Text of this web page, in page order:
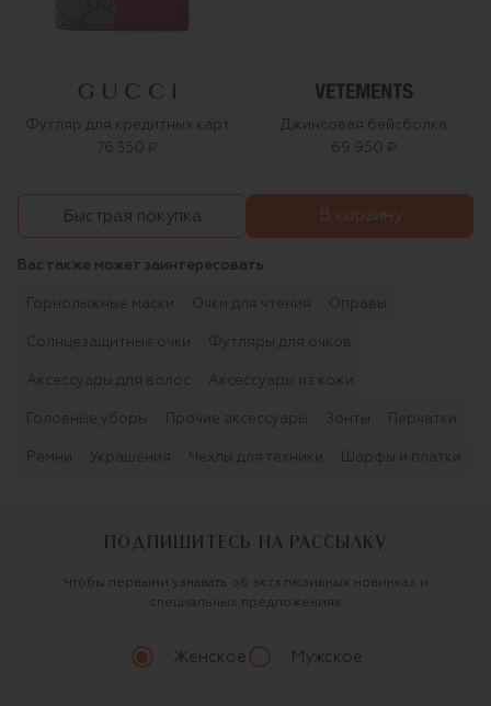
Футляр для кредитных карт
76 350 ₽
Джинсовая бейсболка
69 950 ₽
Быстрая покупка В корзину
Вас также может заинтересовать
Горнолыжные маски Очки для чтения Оправы
Солнцезащитные очки Футляры для очков
Аксессуары для волос Аксессуары из кожи
Головные уборы Прочие аксессуары Зонты Перчатки
Ремни Украшения Чехлы для техники Шарфы и платки
ПОДПИШИТЕСЬ НА РАССЫЛКУ
Чтобы первыми узнавать об эксклюзивных новинках и
специальных предложениях
Женское Мужское